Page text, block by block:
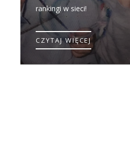
rankingi w sieci!
CZYTAJ WIĘCEJ